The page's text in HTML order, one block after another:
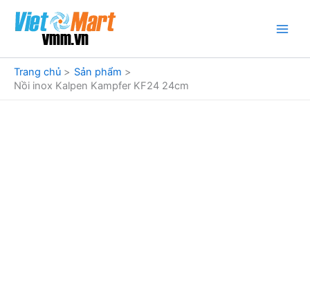
dung
Trang chủ
Sản phẩm
Nồi inox Kalpen Kampfer KF24 24cm